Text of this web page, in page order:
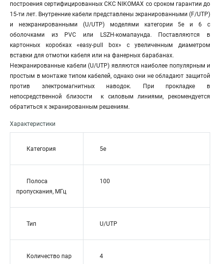
построения сертифицированных СКС NIKOMAX со сроком гарантии до
15-ти лет. Внутренние кабели представлены экранированными (F/UTP)
и неэкранированными (U/UTP) моделями категории 5е и 6 с
оболочками из PVC или LSZH-комапаунда. Поставляются в
картонных коробках «easy-pull box» с увеличенным диаметром
вставки для отмотки кабеля или на фанерных барабанах.
Неэкранированные кабели (U/UTP) являются наиболее популярным и
простым в монтаже типом кабелей, однако они не обладают защитой
против электромагнитных наводок. При прокладке в
непосредственной близости к силовым линиями, рекомендуется
обратиться к экранированным решениям.
Характеристики
Категория 5e
Полоса
пропускания, МГц
100
Тип U/UTP
Количество пар 4